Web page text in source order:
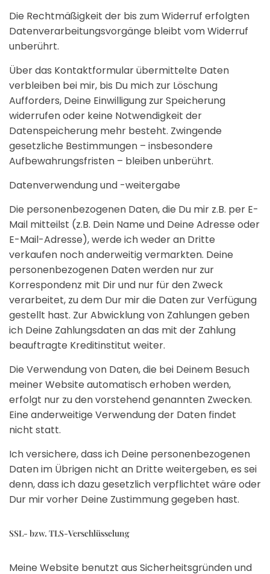
Die Rechtmäßigkeit der bis zum Widerruf erfolgten
Datenverarbeitungsvorgänge bleibt vom Widerruf
unberührt.
Über das Kontaktformular übermittelte Daten
verbleiben bei mir, bis Du mich zur Löschung
Aufforders, Deine Einwilligung zur Speicherung
widerrufen oder keine Notwendigkeit der
Datenspeicherung mehr besteht. Zwingende
gesetzliche Bestimmungen – insbesondere
Aufbewahrungsfristen – bleiben unberührt.
Datenverwendung und -weitergabe
Die personenbezogenen Daten, die Du mir z.B. per E-
Mail mitteilst (z.B. Dein Name und Deine Adresse oder
E-Mail-Adresse), werde ich weder an Dritte
verkaufen noch anderweitig vermarkten. Deine
personenbezogenen Daten werden nur zur
Korrespondenz mit Dir und nur für den Zweck
verarbeitet, zu dem Dur mir die Daten zur Verfügung
gestellt hast. Zur Abwicklung von Zahlungen geben
ich Deine Zahlungsdaten an das mit der Zahlung
beauftragte Kreditinstitut weiter.
Die Verwendung von Daten, die bei Deinem Besuch
meiner Website automatisch erhoben werden,
erfolgt nur zu den vorstehend genannten Zwecken.
Eine anderweitige Verwendung der Daten findet
nicht statt.
Ich versichere, dass ich Deine personenbezogenen
Daten im Übrigen nicht an Dritte weitergeben, es sei
denn, dass ich dazu gesetzlich verpflichtet wäre oder
Dur mir vorher Deine Zustimmung gegeben hast.
SSL- bzw. TLS-Verschlüsselung
Meine Website benutzt aus Sicherheitsgründen und